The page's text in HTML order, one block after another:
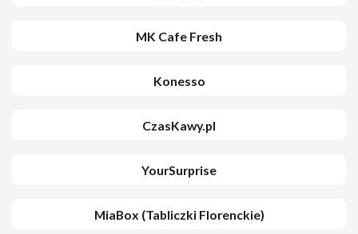
MK Cafe Fresh
Konesso
CzasKawy.pl
YourSurprise
MiaBox (Tabliczki Florenckie)